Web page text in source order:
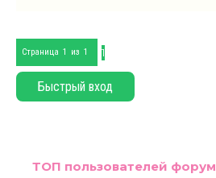
Страница 1 из 1 1
ТОП пользователей форум